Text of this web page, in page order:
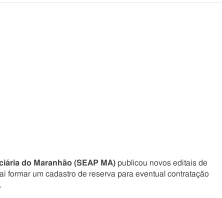
Compartilhe
CompartilheCompartilhe
do Maranhão (SEAP MA) publicou novos editais de
formar um cadastro de reserva para eventual contratação